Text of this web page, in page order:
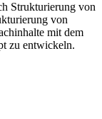
Strukturierung von
von
mit dem
zu entwickeln.